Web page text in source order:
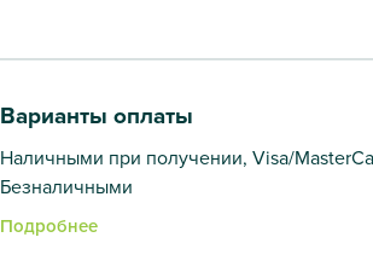
Варианты оплаты
Наличными при получении, Visa/
Безналичными
Подробнее